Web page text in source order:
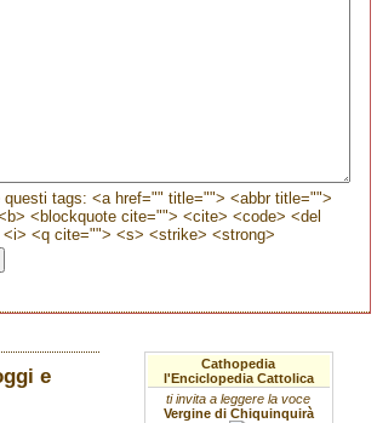
questi tags: <a href="" title=""> <abbr title="">
<blockquote cite=""> <cite> <code> <del
<q cite=""> <s> <strike> <strong>
e
Cathopedia
l'Enciclopedia Cattolica
ti invita a leggere la voce
Vergine di Chiquinquirà